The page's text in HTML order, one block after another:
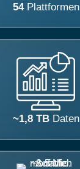
54 Plattformen
~1,8 TB Daten